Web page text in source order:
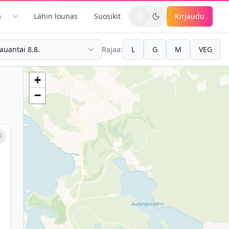
Lähin lounas Suosikit Kirjaudu
8.8. Rajaa: L G M VEG
suosikiksi
+
−